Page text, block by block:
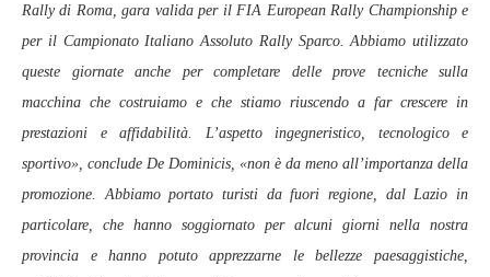
Rally di Roma, gara valida per il FIA European Rally Championship e
per il Campionato Italiano Assoluto Rally Sparco. Abbiamo utilizzato
queste giornate anche per completare delle prove tecniche sulla
macchina che costruiamo e che stiamo riuscendo a far crescere in
prestazioni e affidabilità. L’aspetto ingegneristico, tecnologico e
sportivo», conclude De Dominicis, «non è da meno all’importanza della
promozione. Abbiamo portato turisti da fuori regione, dal Lazio in
particolare, che hanno soggiornato per alcuni giorni nella nostra
provincia e hanno potuto apprezzarne le bellezze paesaggistiche,